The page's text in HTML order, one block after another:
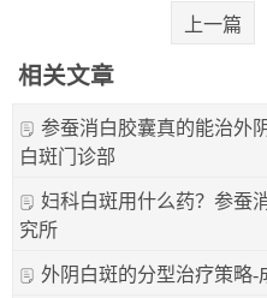
上一篇
相关文章
参蚕消白胶囊真的能治外
白斑门诊部
妇科白斑用什么药？参蚕
究所
外阴白斑的分型治疗策略